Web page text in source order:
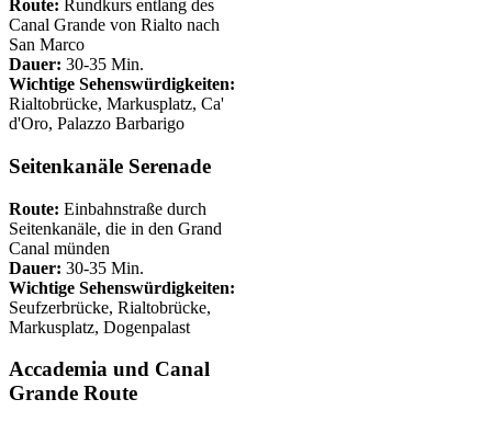
Route: Rundkurs entlang des
Canal Grande von Rialto nach
San Marco
Dauer: 30-35 Min.
Wichtige Sehenswürdigkeiten:
Rialtobrücke, Markusplatz, Ca'
d'Oro, Palazzo Barbarigo
Seitenkanäle Serenade
Route: Einbahnstraße durch
Seitenkanäle, die in den Grand
Canal münden
Dauer: 30-35 Min.
Wichtige Sehenswürdigkeiten:
Seufzerbrücke, Rialtobrücke,
Markusplatz, Dogenpalast
Accademia und Canal
Grande Route